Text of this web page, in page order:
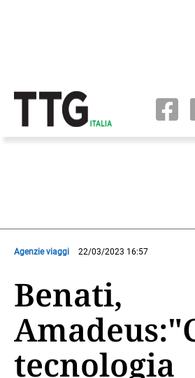
Agenzie viaggi 22/03/2023 16:57
Benati,
tecnologia